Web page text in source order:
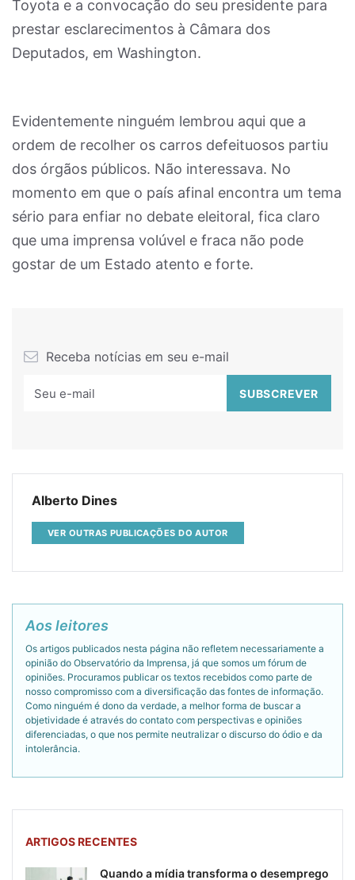
Toyota e a convocação do seu presidente para
prestar esclarecimentos à Câmara dos
Deputados, em Washington.
Evidentemente ninguém lembrou aqui que a
ordem de recolher os carros defeituosos partiu
dos órgãos públicos. Não interessava. No
momento em que o país afinal encontra um tema
sério para enfiar no debate eleitoral, fica claro
que uma imprensa volúvel e fraca não pode
gostar de um Estado atento e forte.
Receba notícias em seu e-mail
Alberto Dines
VER OUTRAS PUBLICAÇÕES DO AUTOR
Aos leitores
Os artigos publicados nesta página não refletem necessariamente a
opinião do Observatório da Imprensa, já que somos um fórum de
opiniões. Procuramos publicar os textos recebidos como parte de
nosso compromisso com a diversificação das fontes de informação.
Como ninguém é dono da verdade, a melhor forma de buscar a
objetividade é através do contato com perspectivas e opiniões
diferenciadas, o que nos permite neutralizar o discurso do ódio e da
intolerância.
ARTIGOS RECENTES
Quando a mídia transforma o desemprego